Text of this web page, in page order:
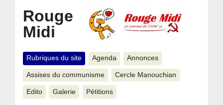
Rouge
Midi
Rubriques du site Agenda Annonces
Assises du communisme Cercle Manouchian
Edito Galerie Pétitions